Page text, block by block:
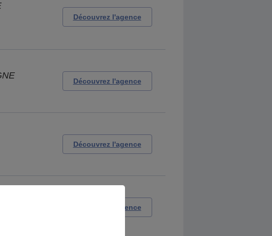
Découvrez l'agence
Découvrez l'agence
Découvrez l'agence
Découvrez l'agence